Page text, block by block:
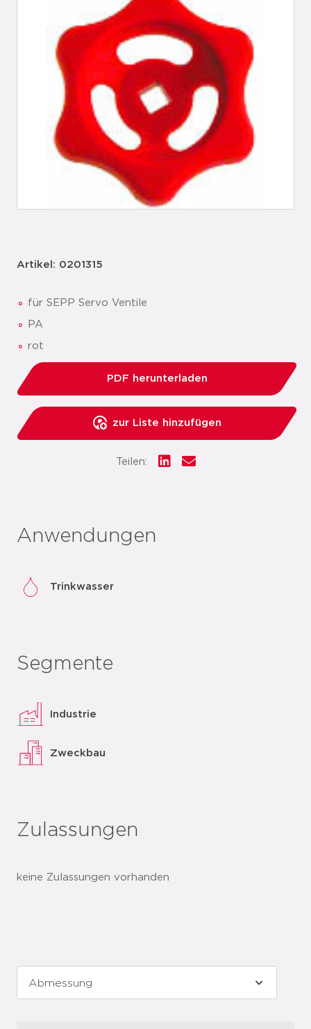
Artikel: 0201315
für SEPP Servo Ventile
PA
rot
PDF herunterladen
zur Liste hinzufügen
Teilen:
Anwendungen
Trinkwasser
Segmente
Industrie
Zweckbau
Zulassungen
keine Zulassungen vorhanden